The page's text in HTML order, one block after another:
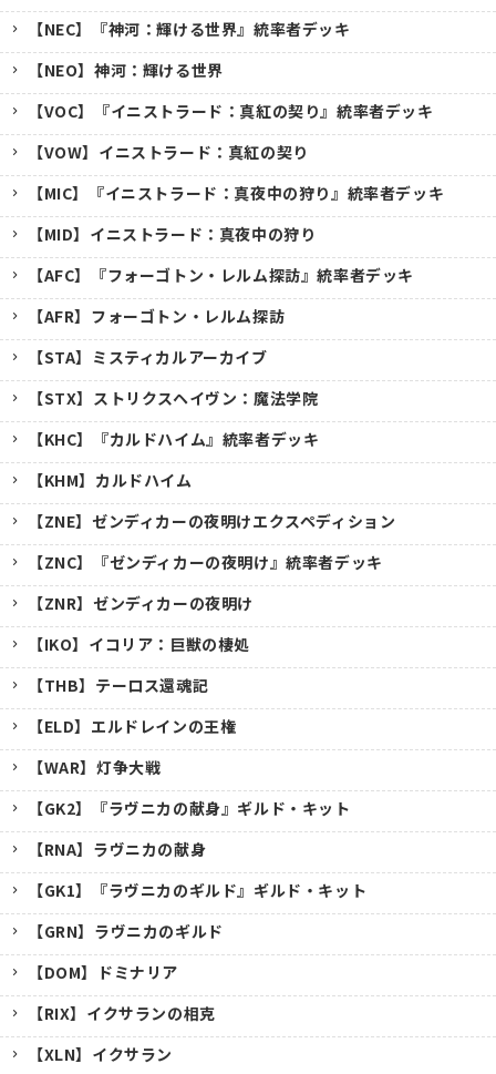
【NEC】『神河：輝ける世界』統率者デッキ
【NEO】神河：輝ける世界
【VOC】『イニストラード：真紅の契り』統率者デッキ
【VOW】イニストラード：真紅の契り
【MIC】『イニストラード：真夜中の狩り』統率者デッキ
【MID】イニストラード：真夜中の狩り
【AFC】『フォーゴトン・レルム探訪』統率者デッキ
【AFR】フォーゴトン・レルム探訪
【STA】ミスティカルアーカイブ
【STX】ストリクスヘイヴン：魔法学院
【KHC】『カルドハイム』統率者デッキ
【KHM】カルドハイム
【ZNE】ゼンディカーの夜明けエクスペディション
【ZNC】『ゼンディカーの夜明け』統率者デッキ
【ZNR】ゼンディカーの夜明け
【IKO】イコリア：巨獣の棲処
【THB】テーロス還魂記
【ELD】エルドレインの王権
【WAR】灯争大戦
【GK2】『ラヴニカの献身』ギルド・キット
【RNA】ラヴニカの献身
【GK1】『ラヴニカのギルド』ギルド・キット
【GRN】ラヴニカのギルド
【DOM】ドミナリア
【RIX】イクサランの相克
【XLN】イクサラン